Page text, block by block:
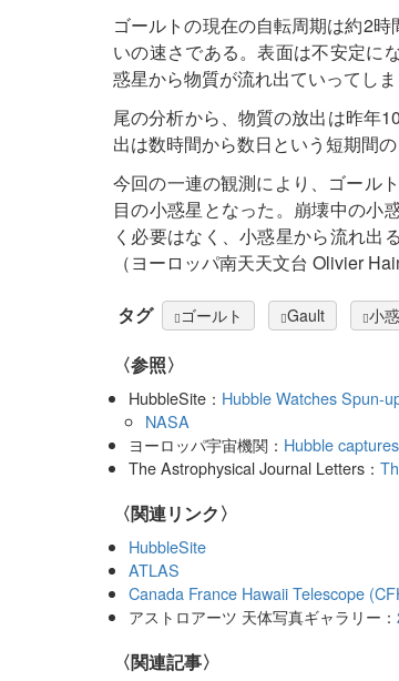
ゴールトの現在の自転周期は約2
いの速さである。表面は不安定に
惑星から物質が流れ出ていってしま
尾の分析から、物質の放出は昨年
出は数時間から数日という短期間
今回の一連の観測により、ゴール
目の小惑星となった。崩壊中の小
く必要はなく、小惑星から流れ出
（ヨーロッパ南天天文台 Olivier
タグ ゴールト Gault 小
〈参照〉
HubbleSite： Hubble Watches Spun-
NASA
ヨーロッパ宇宙機関： Hubble
The Astrophysical Journal Letters：
〈関連リンク〉
HubbleSite
ATLAS
Canada France Hawaii Telescope
アストロアーツ 天体写真ギャラリー：
関連記事